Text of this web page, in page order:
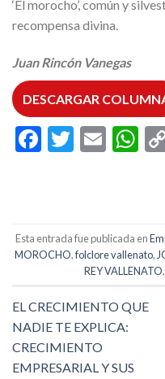
‘El morocho’, común y
recompensa divina.
Juan Rincón Vanegas
DESCARGAR
Facebook
Twitter
Esta entrada fue publicada en
MOROCHO,folclore vallenato,
REY VALLENATO,
EL CRECIMIENTO QUE
NADIE TE EXPLICA:
CRECIMIENTO
EMPRESARIAL Y SUS